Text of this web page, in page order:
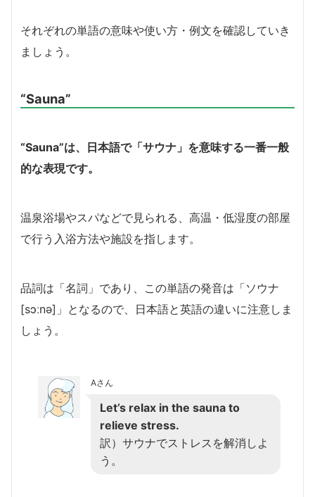
それぞれの単語の意味や使い方・例文を確認していき
ましょう。
“Sauna”
“Sauna”は、日本語で「サウナ」を意味する一番一般
的な表現です。
温泉浴場やスパなどで見られる、高温・低湿度の部屋
で行う入浴方法や施設を指します。
品詞は「名詞」であり、この単語の発音は「ソウナ
[sɔːnə]」となるので、日本語と英語の違いに注意しま
しょう。
Aさん
Let’s relax in the sauna to
relieve stress.
訳）サウナでストレスを解消しよ
う。